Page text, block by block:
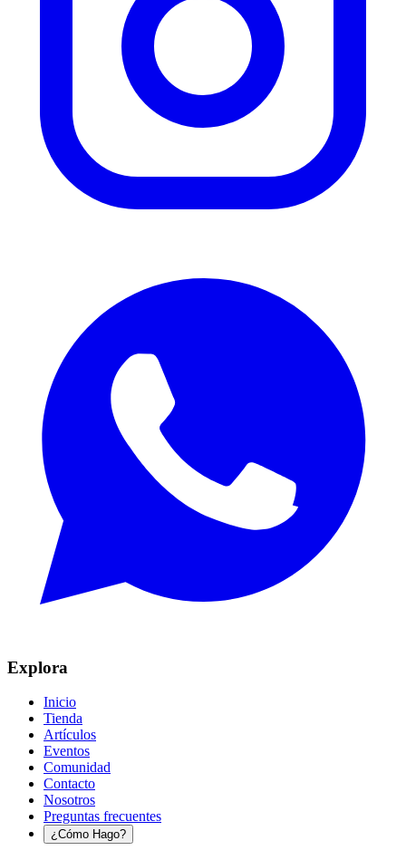
Explora
Inicio
Tienda
Artículos
Eventos
Comunidad
Contacto
Nosotros
Preguntas frecuentes
¿Cómo Hago?